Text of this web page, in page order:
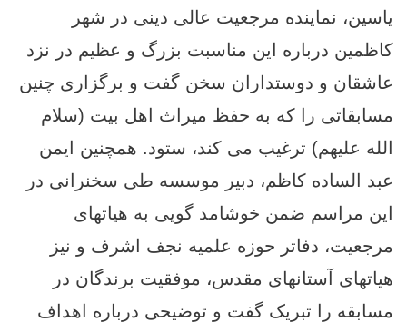
ياسين، نماینده مرجعیت عالی دینی در شهر
کاظمین درباره این مناسبت بزرگ و عظیم در نزد
عاشقان و دوستداران سخن گفت و برگزاری چنین
مسابقاتی را که به حفظ میراث اهل بیت (سلام
الله عليهم) ترغیب می کند، ستود. همچنین ایمن
عبد الساده کاظم، دبیر موسسه طی سخنرانی در
این مراسم ضمن خوشامد گویی به هیاتهای
مرجعیت، دفاتر حوزه علمیه نجف اشرف و نیز
هیاتهای آستانهای مقدس، موفقيت برندگان در
مسابقه را تبریک گفت و توضیحی درباره اهداف